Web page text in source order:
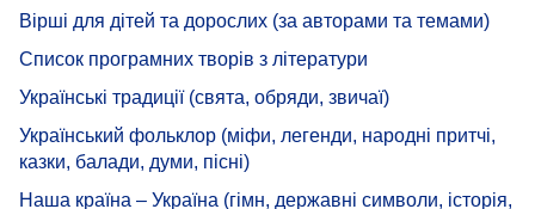
Вірші для дітей та дорослих (за авторами та темами)
Список програмних творів з літератури
Українські традиції (свята, обряди, звичаї)
Український фольклор (міфи, легенди, народні притчі,
казки, балади, думи, пісні)
Наша країна – Україна (гімн, державні символи, історія,